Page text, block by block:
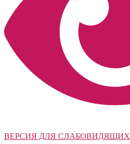
ВЕРСИЯ ДЛЯ СЛАБОВИДЯЩИХ